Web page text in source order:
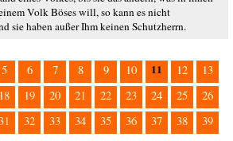
Volk Böses will, so kann es nicht
sie haben außer Ihm keinen Schutzherrn.
5 6 7 8 9 10 11 12
13
18 19 20 21 22 23 24 25
26
32 33 34 35 36 37 38
39